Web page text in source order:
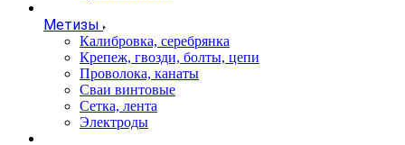
Метизы
Калибровка, серебрянка
Крепеж, гвозди, болты, цепи
Проволока, канаты
Сваи винтовые
Сетка, лента
Электроды